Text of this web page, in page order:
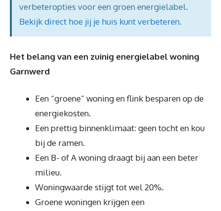
verbeteropties voor een groen energielabel.
Bekijk direct hoe jij je huis kunt verbeteren.
Het belang van een zuinig energielabel woning
Garnwerd
Een “groene” woning en flink besparen op de
energiekosten.
Een prettig binnenklimaat: geen tocht en kou
bij de ramen.
Een B- of A woning draagt bij aan een beter
milieu.
Woningwaarde stijgt tot wel 20%.
Groene woningen krijgen een